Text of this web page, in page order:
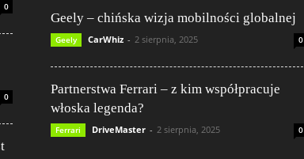
0
0
Geely – chińska wizja mobilności globalnej
Geely CarWhiz - 2 sierpnia, 2025 0
Partnerstwa Ferrari – z kim współpracuje
włoska legenda?
Ferrari DriveMaster - 2 sierpnia, 2025 0